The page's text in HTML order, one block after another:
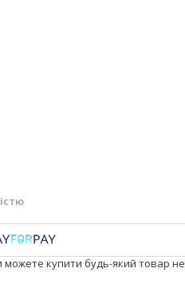
можете купити будь-який товар не